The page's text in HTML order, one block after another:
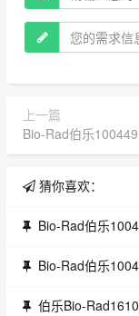
上一篇
Bio-Rad伯乐
猜你喜欢：
Bio-Rad伯乐
Bio-Rad伯乐
伯乐Bio-